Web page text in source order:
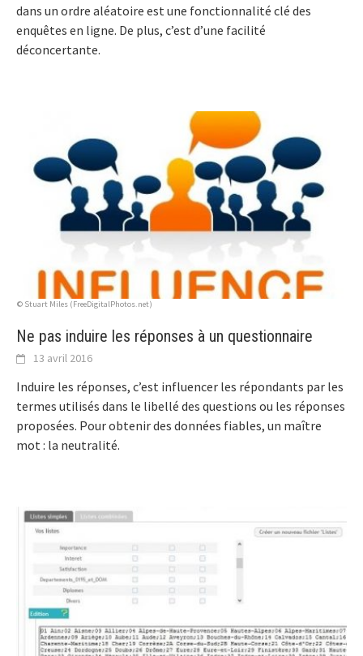
dans un ordre aléatoire est une fonctionnalité clé des
enquêtes en ligne. De plus, c’est d’une facilité
déconcertante.
© Stuart Miles (FreeDigitalPhotos.net)
Ne pas induire les réponses à un questionnaire
13 avril 2016
Induire les réponses, c’est influencer les répondants par les
termes utilisés dans le libellé des questions ou les réponses
proposées. Pour obtenir des données fiables, un maître
mot : la neutralité.